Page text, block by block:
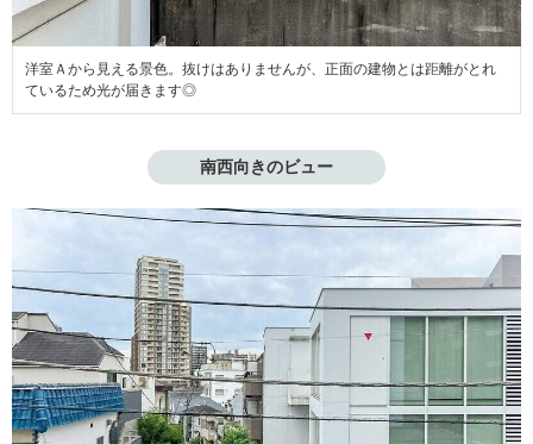
洋室Ａから見える景色。抜けはありませんが、正面の建物とは距離がとれ
ているため光が届きます◎
南西向きのビュー